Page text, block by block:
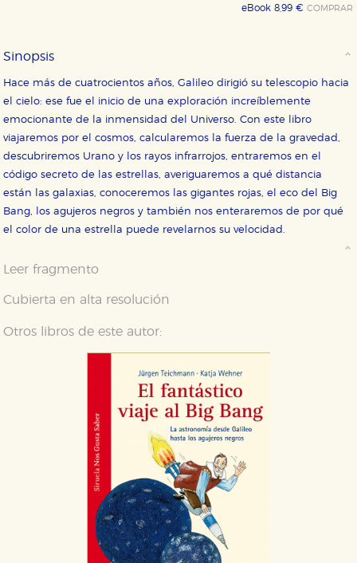
eBook 8,99 €COMPRAR
Sinopsis
Hace más de cuatrocientos años, Galileo dirigió su telescopio hacia
el cielo: ese fue el inicio de una exploración increíblemente
emocionante de la inmensidad del Universo. Con este libro
viajaremos por el cosmos, calcularemos la fuerza de la gravedad,
descubriremos Urano y los rayos infrarrojos, entraremos en el
código secreto de las estrellas, averiguaremos a qué distancia
están las galaxias, conoceremos las gigantes rojas, el eco del Big
Bang, los agujeros negros y también nos enteraremos de por qué
el color de una estrella puede revelarnos su velocidad.
Leer fragmento
Cubierta en alta resolución
Otros libros de este autor:
CONFIGURACIÓN DE COOKIES
HABILITAR TODO RECHAZAR TODO
Cookies necesarias
nuestro sistema. Es posible hacerlo desde el
áreas de nuestra web dejen de funcionar
Cookies de rendimiento y analíticas
Estas cookies se utilizan para mejorar su experiencia
nuestro sitio web. Almacenan configuraciones de
servicios para que no tenga que reconfigurarlos cada
vez que nos visita. La información es agregada y, por lo
tanto, es anónima.
Cookies de publicidad y redes sociales
Estas cookies son gestionadas por nuestros socios
publicitarios y se utilizan para mostrar publicidad
relevante para sus intereses en otros sitios. No
almacenan directamente información personal sino
que se basan en la identificación única de su
navegador y dispositivo de internet.
GUARDAR CONFIGURACIÓN